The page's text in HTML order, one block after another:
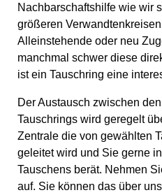
Nachbarschaftshilfe wie wir
größeren
Alleinstehende oder neu
manchmal schwer diese
ist ein Tauschring eine
Der Austausch zwischen
Tauschrings wird geregelt
Zentrale die von gewählten
geleitet wird und Sie gerne
Tauschens berät. Nehmen
auf. Sie können das über